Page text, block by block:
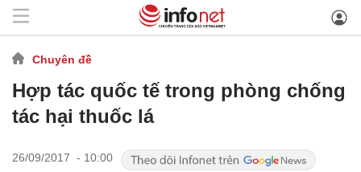
Chuyên đề
Hợp tác quốc tế trong phòng chống
tác hại thuốc lá
26/09/2017 - 10:00